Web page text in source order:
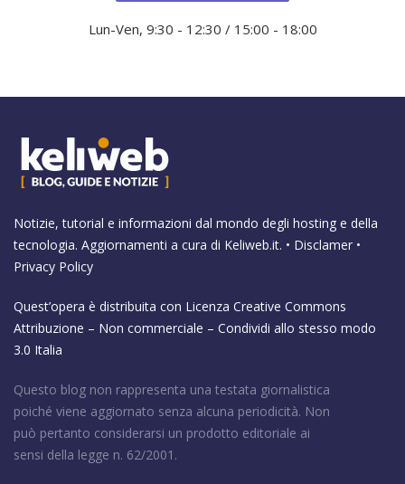
Lun-Ven, 9:30 - 12:30 / 15:00 - 18:00
Notizie, tutorial e informazioni dal mondo degli hosting e della
tecnologia. Aggiornamenti a cura di Keliweb.it. • Disclamer •
Privacy Policy
Quest’opera è distribuita con Licenza Creative Commons
Attribuzione – Non commerciale – Condividi allo stesso modo
3.0 Italia
Questo blog non rappresenta una testata giornalistica
poiché viene aggiornato senza alcuna periodicità. Non
può pertanto considerarsi un prodotto editoriale ai
sensi della legge n. 62/2001.